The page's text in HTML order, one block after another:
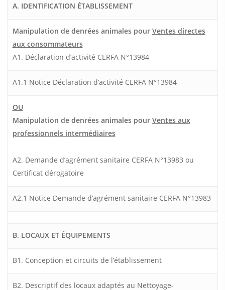
A. IDENTIFICATION ÉTABLISSEMENT
Manipulation de denrées animales pour Ventes directes
aux consommateurs
A1. Déclaration d’activité CERFA N°13984
A1.1 Notice Déclaration d’activité CERFA N°13984
OU
Manipulation de denrées animales pour Ventes aux
professionnels intermédiaires
A2. Demande d’agrément sanitaire CERFA N°13983 ou
Certificat dérogatoire
A2.1 Notice Demande d’agrément sanitaire CERFA N°13983
B. LOCAUX ET ÉQUIPEMENTS
B1. Conception et circuits de l’établissement
B2. Descriptif des locaux adaptés au Nettoyage-